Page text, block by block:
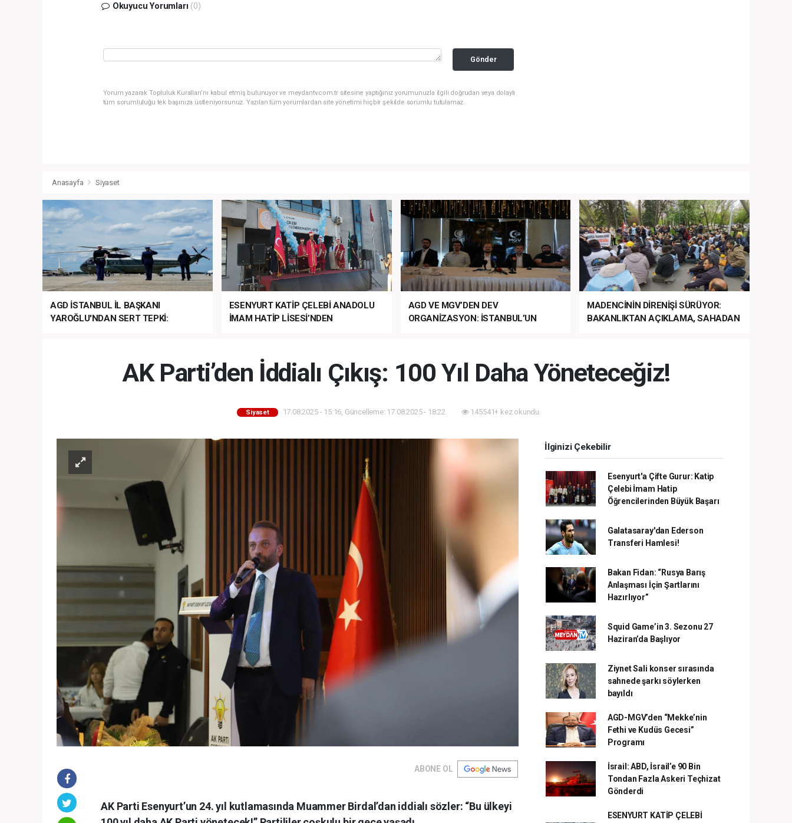
Okuyucu Yorumları (0)
Gönder
Yorum yazarak Topluluk Kuralları’nı kabul etmiş bulunuyor ve meydantv.com.tr sitesine yaptığınız yorumunuzla ilgili doğrudan veya dolaylı
tüm sorumluluğu tek başınıza üstleniyorsunuz. Yazılan tüm yorumlardan site yönetimi hiçbir şekilde sorumlu tutulamaz.
Anasayfa Siyaset
AGD İSTANBUL İL BAŞKANI
YAROĞLU'NDAN SERT TEPKİ:
ESENYURT KATİP ÇELEBİ ANADOLU
İMAM HATİP LİSESİ’NDEN
AGD VE MGV’DEN DEV
ORGANİZASYON: İSTANBUL’UN
MADENCİNİN DİRENİŞİ SÜRÜYOR:
BAKANLIKTAN AÇIKLAMA, SAHADAN
AK Parti’den İddialı Çıkış: 100 Yıl Daha Yöneteceğiz!
Siyaset 17.08.2025 - 15:16, Güncelleme: 17.08.2025 - 18:22 145541+ kez okundu.
ABONE OL
AK Parti Esenyurt’un 24. yıl kutlamasında Muammer Birdal’dan iddialı sözler: “Bu ülkeyi
İlginizi Çekebilir
Esenyurt'a Çifte Gurur: Katip
Çelebi İmam Hatip
Öğrencilerinden Büyük Başarı
Galatasaray'dan Ederson
Transferi Hamlesi!
Bakan Fidan: “Rusya Barış
Anlaşması İçin Şartlarını
Hazırlıyor”
Squid Game’in 3. Sezonu 27
Haziran’da Başlıyor
Ziynet Sali konser sırasında
sahnede şarkı söylerken
bayıldı
AGD-MGV’den “Mekke’nin
Fethi ve Kudüs Gecesi”
Programı
İsrail: ABD, İsrail’e 90 Bin
Tondan Fazla Askeri Teçhizat
Gönderdi
ESENYURT KATİP ÇELEBİ